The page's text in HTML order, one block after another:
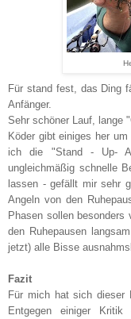
Für stand fest, das Ding
Anfänger.
Sehr schöner Lauf, lange
Köder gibt einiges her
ich die "Stand - Up-
ungleichmäßig schnelle
lassen - gefällt mir sehr
Angeln von den
Phasen sollen
den Ruhepausen
jetzt) alle Bisse
Fazit
Für mich hat sich dieser
Entgegen einiger